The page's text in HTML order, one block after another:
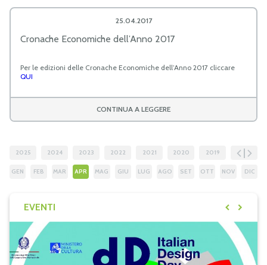
25.04.2017
Cronache Economiche dell’Anno 2017
Per le edizioni delle Cronache Economiche dell’Anno 2017 cliccare
QUI
CONTINUA A LEGGERE
2025 2024 2023 2022 2021 2020 2019 2018
GEN FEB MAR APR MAG GIU LUG AGO SET OTT NOV DIC
EVENTI